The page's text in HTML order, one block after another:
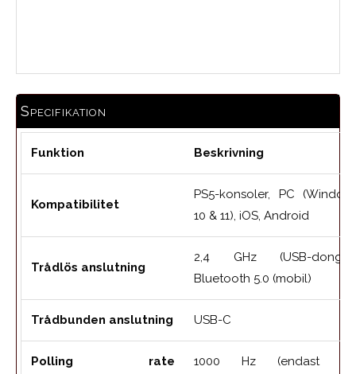
Specifikation
Funktion Beskrivning
Kompatibilitet
PS5-konsoler, PC
10 & 11), iOS, Android
Trådlös anslutning
2,4 GHz (USB-
Bluetooth 5.0 (mobil)
Trådbunden anslutning USB-C
Polling rate
1000 Hz (endast